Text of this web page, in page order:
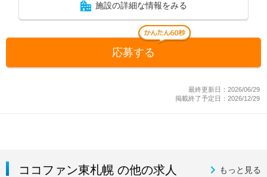
施設の詳細な情報をみる
応募する
最終更新日：2026/06/29
掲載終了予定日：2026/12/29
ココファン東札幌 の他の求人 もっと見る